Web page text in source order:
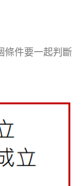
條件要一起判斷